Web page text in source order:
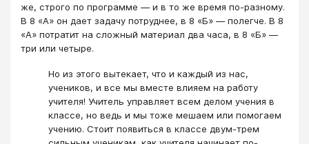
же, строго по программе — и в то же время по-разному.
В 8 «А» он дает задачу потруднее, в 8 «Б» — полегче. В 8
«А» потратит на сложный материал два часа, в 8 «Б» —
три или четыре.
Но из этого вытекает, что и каждый из нас,
учеников, и все мы вместе влияем на работу
учителя! Учитель управляет всем делом учения в
классе, но ведь и мы тоже мешаем или помогаем
учению. Стоит появиться в классе двум-трем